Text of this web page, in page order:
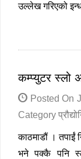
उल्लेख गरिएको
कम्प्युटर स्लो
Posted On
Category
काठमाडौं । तपाईं
भने पक्कै पनि